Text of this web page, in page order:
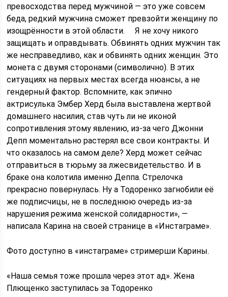
превосходства перед мужчиной — это уже совсем
беда, редкий мужчина сможет превзойти женщину по
изощрённости в этой области. ⠀ Я не хочу никого
защищать и оправдывать. Обвинять одних мужчин так
же несправедливо, как и обвинять одних женщин. Это
монета с двумя сторонами (символично). В этих
ситуациях на первых местах всегда нюансы, а не
гендерный фактор. Вспомните, как эпично
актрисулька Эмбер Херд была выставлена жертвой
домашнего насилия, став чуть ли не иконой
сопротивления этому явлению, из-за чего Джонни
Депп моментально растерял все свои контракты. И
что оказалось на самом деле? Херд может сейчас
отправиться в тюрьму за лжесвидетельство. И в
браке она колотила именно Деппа. Стрелочка
прекрасно повернулась. Ну а Тодоренко загнобили её
же подписчицы, не в последнюю очередь из-за
нарушения режима женской солидарности», —
написала Карина на своей странице в «Инстаграме».
Фото доступно в «инстаграме» стримерши Карины.
«Наша семья тоже прошла через этот ад». Жена
Плющенко заступилась за Тодоренко